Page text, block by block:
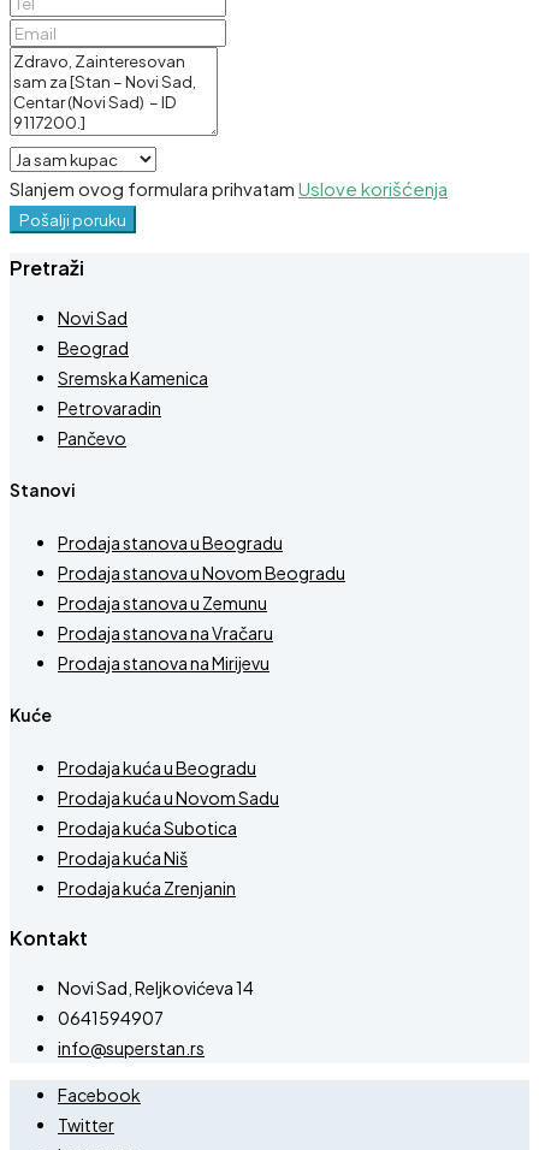
Slanjem ovog formulara prihvatam Uslove korišćenja
Pošalji poruku
Pretraži
Novi Sad
Beograd
Sremska Kamenica
Petrovaradin
Pančevo
Stanovi
Prodaja stanova u Beogradu
Prodaja stanova u Novom Beogradu
Prodaja stanova u Zemunu
Prodaja stanova na Vračaru
Prodaja stanova na Mirijevu
Kuće
Prodaja kuća u Beogradu
Prodaja kuća u Novom Sadu
Prodaja kuća Subotica
Prodaja kuća Niš
Prodaja kuća Zrenjanin
Kontakt
Novi Sad, Reljkovićeva 14
0641594907
info@superstan.rs
Facebook
Twitter